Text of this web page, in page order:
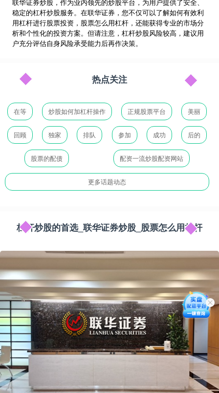
联华证券炒股，作为业内领先的炒股平台，为用户提供了安全、
稳定的杠杆炒股服务。在联华证券，您不仅可以了解如何有效利
用杠杆进行股票投资，股票怎么用杠杆，还能获得专业的市场分
析和个性化的投资方案。但请注意，杠杆炒股风险较高，建议用
户充分评估自身风险承受能力后再作决策。
热点关注
在等 炒股如何加杠杆操作 正规股票平台 美丽
回顾 独家 排队 参加 成功 后的
股票的配债 配资一流炒股配资网站
更多话题动态
杠杆炒股的首选_联华证券炒股_股票怎么用杠杆